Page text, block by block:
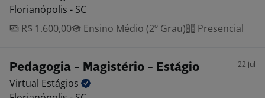
Florianópolis - SC
R$ 1.600,00
Ensino Médio (2º Grau) Presencial
Pedagogia - Magistério - Estágio 22 jul
Virtual Estágios